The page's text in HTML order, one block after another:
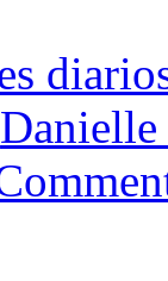
Danielle